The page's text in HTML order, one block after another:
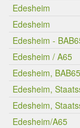
Edesheim
Edesheim
Edesheim -
Edesheim / A65
Edesheim, BAB65
Edesheim,
Edesheim,
Edesheim/A65